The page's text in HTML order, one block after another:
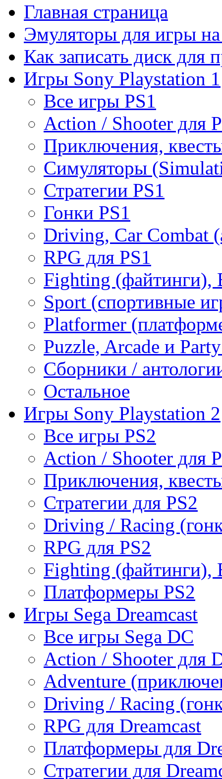
Главная страница
Эмуляторы для игры
Как записать диск для
Игры Sony Playstation 1
Все игры PS1
Action / Shooter для
Приключения,
Симуляторы
Стратегии PS1
Гонки PS1
Driving, Car Combat
RPG для PS1
Fighting (файтинги),
Sport (спортивные
Platformer
Puzzle, Arcade и
Сборники /
Остальное
Игры Sony Playstation 2
Все игры PS2
Action / Shooter для
Приключения,
Стратегии для PS2
Driving / Racing
RPG для PS2
Fighting (файтинги),
Платформеры PS2
Игры Sega Dreamcast
Все игры Sega DC
Action / Shooter для
Adventure
Driving / Racing
RPG для Dreamcast
Платформеры для
Стратегии для